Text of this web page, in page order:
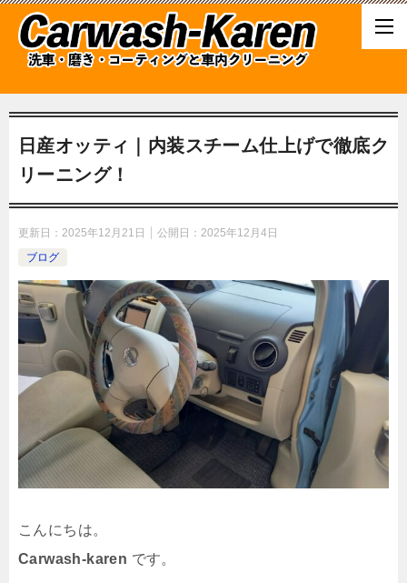
日産オッティ｜内装スチーム仕上げで徹底ク
リーニング！
更新日： 2025年12月21日 公開日： 2025年12月4日
ブログ
こんにちは。
Carwash-karen です。